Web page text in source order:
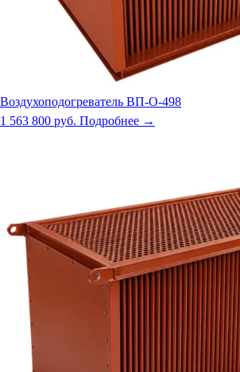
Воздухоподогреватель ВП-О-498
1 563 800 руб. Подробнее →